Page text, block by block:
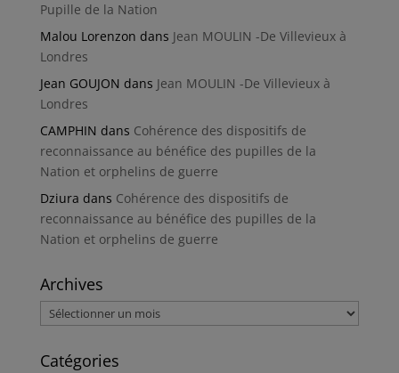
Pupille de la Nation
Malou Lorenzon dans Jean MOULIN -De Villevieux à
Londres
Jean GOUJON dans Jean MOULIN -De Villevieux à
Londres
CAMPHIN dans Cohérence des dispositifs de
reconnaissance au bénéfice des pupilles de la
Nation et orphelins de guerre
Dziura dans Cohérence des dispositifs de
reconnaissance au bénéfice des pupilles de la
Nation et orphelins de guerre
Archives
Archives
Catégories